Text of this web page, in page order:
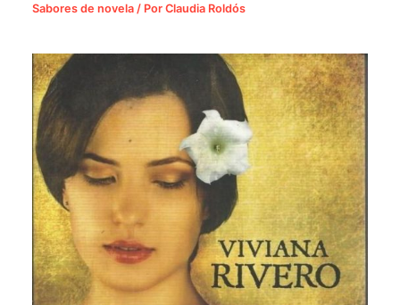
Sabores de novela / PorClaudia Roldós